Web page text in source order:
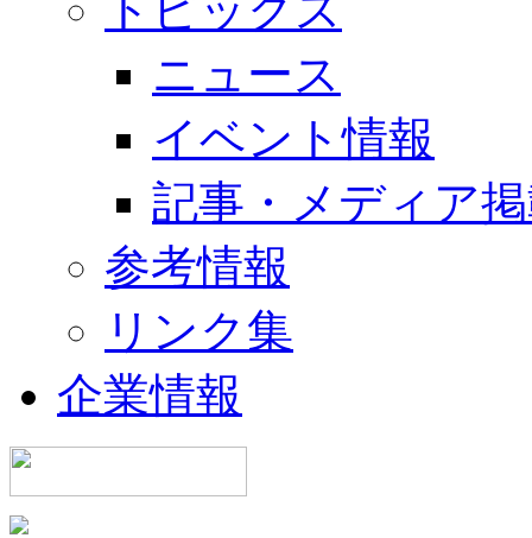
トピックス
ニュース
イベント情報
記事・メディア
参考情報
リンク集
企業情報